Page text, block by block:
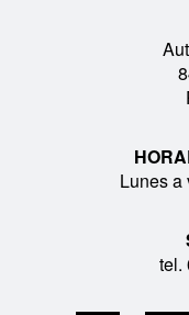
Lunes a
tel.